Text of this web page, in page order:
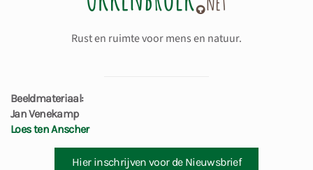
Rust en ruimte voor mens en natuur.
Beeldmateriaal:
Jan Venekamp
Loes ten Anscher
Hier inschrijven voor de Nieuwsbrief